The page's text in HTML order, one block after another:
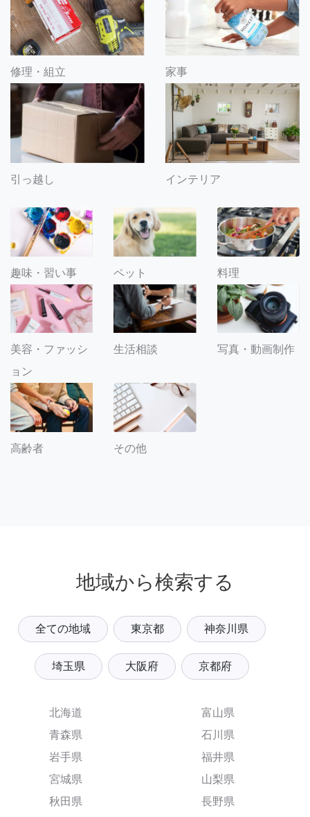
修理・組立 家事
引っ越し インテリア
趣味・習い事 ペット 料理
美容・ファッシ
ョン
生活相談 写真・動画制作
高齢者 その他
地域から検索する
全ての地域 東京都 神奈川県
埼玉県 大阪府 京都府
北海道
青森県
岩手県
宮城県
秋田県
富山県
石川県
福井県
山梨県
長野県